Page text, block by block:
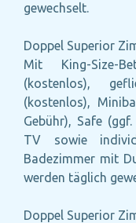
gewechselt.
Doppel Superior
Mit King-Size-
(kostenlos),
(kostenlos),
Gebühr), Safe
TV sowie
Badezimmer mit
werden täglich
Doppel Superior